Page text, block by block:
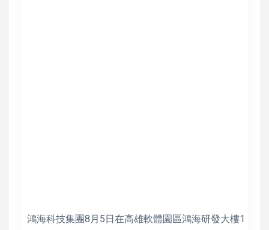
鴻海科技集團8月5日在高雄軟體園區鴻海研發大樓1